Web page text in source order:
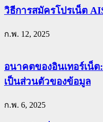
วิธีการสมัครโปรเน็ต
ก.พ. 12, 2025
อนาคตของอินเทอร์เน็
เป็นส่วนตัวของข้อมูล
ก.พ. 6, 2025